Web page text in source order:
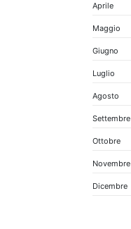
Aprile
Maggio
Giugno
Luglio
Agosto
Settembre
Ottobre
Novembre
Dicembre